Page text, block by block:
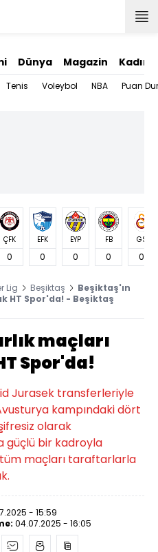
Dünya Magazin Kadın
Tenis Voleybol NBA Puan
ÇFK
0
EFK
0
EYP
0
FB
0
GS
0
Lig Beşiktaş
Beşiktaş'ın
HT Spor'da! - Beşiktaş
maçları
Spor'da!
Jurasek transferleriyle
kampındaki dört
olarak
güçlü bir kadroyla
tüm maçları taraftarlarla
- 15:59
04.07.2025 - 16:05